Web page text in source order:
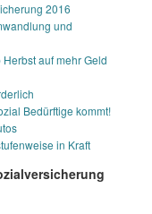
2016
und
auf mehr Geld
Bedürftige kommt!
in Kraft